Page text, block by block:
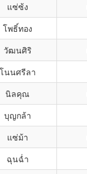
แซ่ซ้ง
โพธิ์ทอง
วัฒนศิริ
โนนศรีลา
นิลคุณ
บุญกล้า
แซ่ม้า
ฉุนฉ่ำ